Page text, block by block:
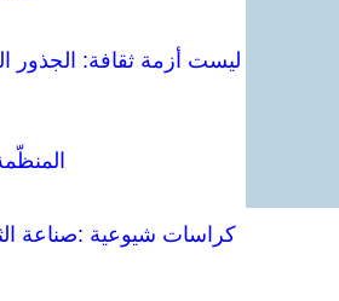
ليست أزمة ثقافة: الجذور